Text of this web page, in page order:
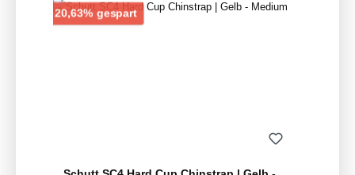
20,63% gespartRabatt